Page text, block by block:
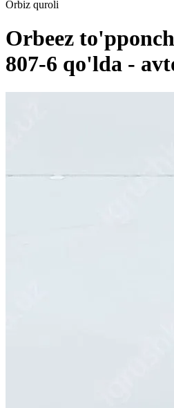
Orbiz quroli
Orbeez
807-6 qo'lda -